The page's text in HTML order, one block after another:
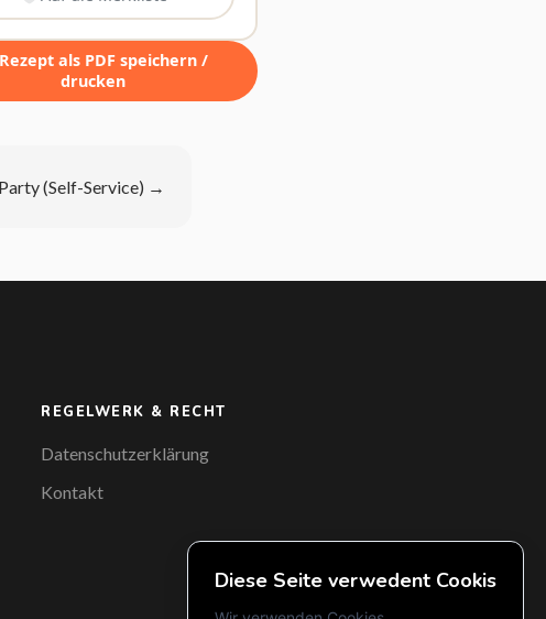
Rezept als PDF speichern /
drucken
(Self-Service) →
REGELWERK & RECHT
Datenschutzerklärung
Kontakt
Diese Seite verwedent Cookis